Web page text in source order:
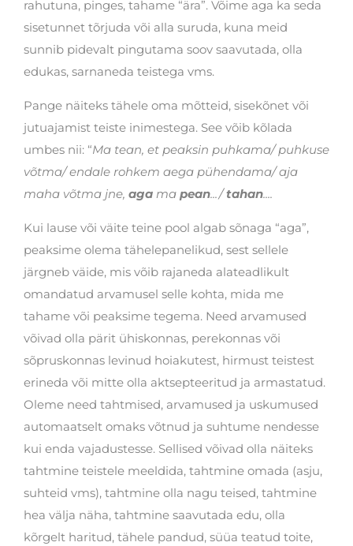
rahutuna, pinges, tahame “ära”. Võime aga ka seda
sisetunnet tõrjuda või alla suruda, kuna meid
sunnib pidevalt pingutama soov saavutada, olla
edukas, sarnaneda teistega vms.
Pange näiteks tähele oma mõtteid, sisekõnet või
jutuajamist teiste inimestega. See võib kõlada
umbes nii: “Ma tean, et peaksin puhkama/ puhkuse
võtma/ endale rohkem aega pühendama/ aja
maha võtma jne, aga ma pean.../ tahan....
Kui lause või väite teine pool algab sõnaga “aga”,
peaksime olema tähelepanelikud, sest sellele
järgneb väide, mis võib rajaneda alateadlikult
omandatud arvamusel selle kohta, mida me
tahame või peaksime tegema. Need arvamused
võivad olla pärit ühiskonnas, perekonnas või
sõpruskonnas levinud hoiakutest, hirmust teistest
erineda või mitte olla aktsepteeritud ja armastatud.
Oleme need tahtmised, arvamused ja uskumused
automaatselt omaks võtnud ja suhtume nendesse
kui enda vajadustesse. Sellised võivad olla näiteks
tahtmine teistele meeldida, tahtmine omada (asju,
suhteid vms), tahtmine olla nagu teised, tahtmine
hea välja näha, tahtmine saavutada edu, olla
kõrgelt haritud, tähele pandud, süüa teatud toite,